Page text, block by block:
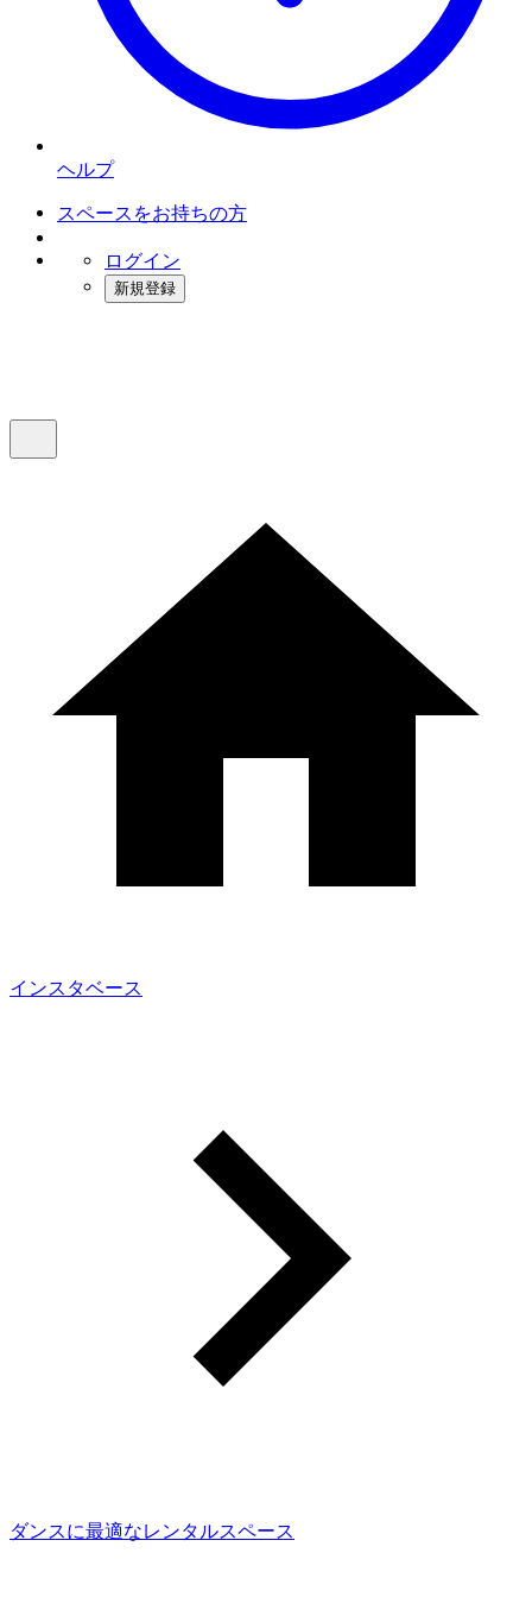
ヘルプ
スペースをお持ちの方
ログイン
新規登録
インスタベース
ダンスに最適なレンタルスペース